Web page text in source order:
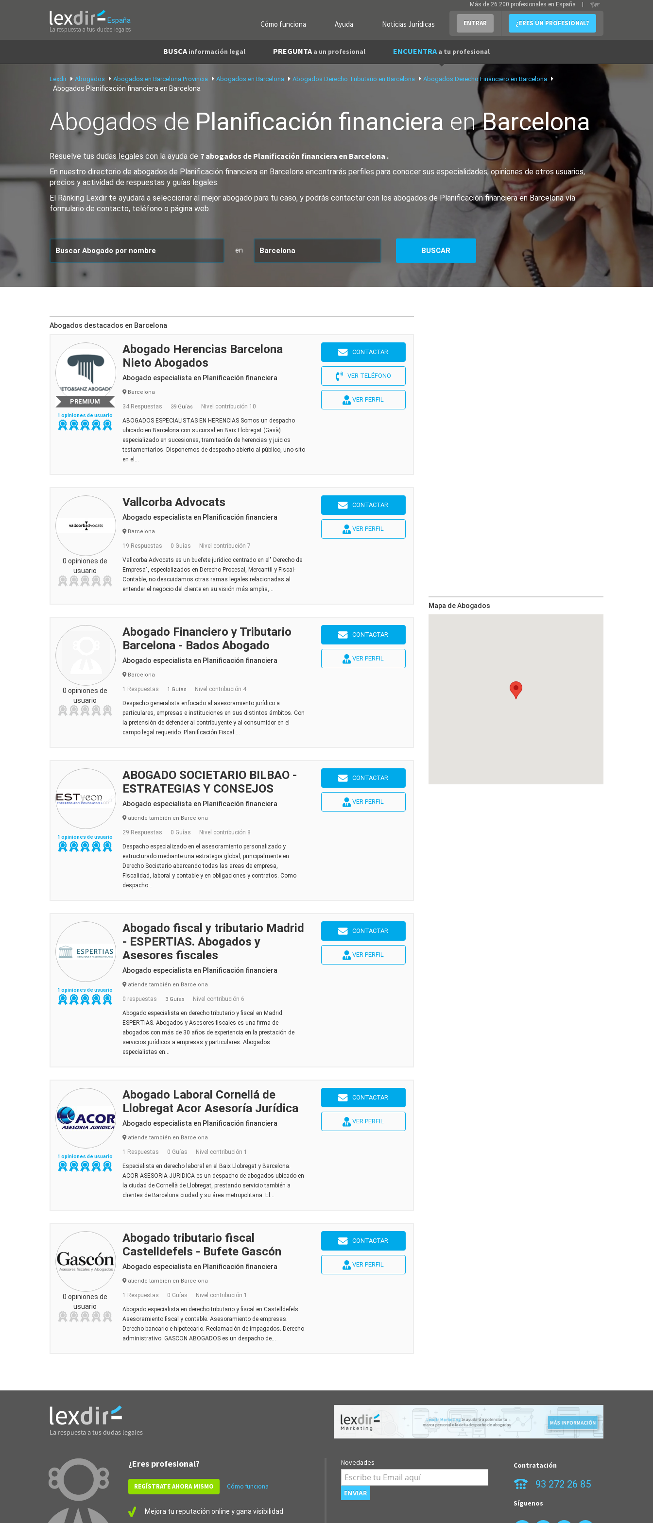
España
La respuesta a tus dudas legales
Cómo funciona Ayuda Noticias Jurídicas ENTRAR ¿ERES UN PROFESIONAL?
Más de 26.200 profesionales en España
BUSCA información legal PREGUNTA a un profesional ENCUENTRA a tu profesional
Lexdir Abogados Abogados en Barcelona Provincia Abogados en Barcelona Abogados Derecho Tributario en Barcelona Abogados Derecho Financiero en Barcelona
Abogados Planificación financiera en Barcelona
Abogados de Planificación financiera enBarcelona
Resuelve tus dudas legales con la ayuda de 7 abogados de Planificación financiera en Barcelona .
En nuestro directorio de abogados de Planificación financiera en Barcelona encontrarás perfiles para conocer sus especialidades, opiniones de otros usuarios,
precios y actividad de respuestas y guías legales.
El Ránking Lexdir te ayudará a seleccionar al mejor abogado para tu caso, y podrás contactar con los abogados de Planificación financiera en Barcelona vía
formulario de contacto, teléfono o página web.
en
Abogados destacados en Barcelona
PREMIUM
1 opiniones de usuario
Abogado Herencias Barcelona
Nieto Abogados
Abogado especialista en Planificación financiera
Barcelona
34 Respuestas 39 Guías Nivel contribución 10
ABOGADOS ESPECIALISTAS EN HERENCIAS Somos un despacho
ubicado en Barcelona con sucursal en Baix Llobregat (Gavà)
especializado en sucesiones, tramitación de herencias y juicios
testamentarios. Disponemos de despacho abierto al público, uno sito
en el...
CONTACTAR
VER TELÉFONO
VER PERFIL
0 opiniones de
usuario
Vallcorba Advocats
Abogado especialista en Planificación financiera
Barcelona
19 Respuestas 0 Guías Nivel contribución 7
Vallcorba Advocats es un buefete jurídico centrado en el" Derecho de
Empresa", especializados en Derecho Procesal, Mercantil y Fiscal-
Contable, no descuidamos otras ramas legales relacionadas al
entender el negocio del cliente en su visión más amplia,...
CONTACTAR
VER PERFIL
0 opiniones de
usuario
Abogado Financiero y Tributario
Barcelona - Bados Abogado
Abogado especialista en Planificación financiera
Barcelona
1 Respuestas 1 Guías Nivel contribución 4
Despacho generalista enfocado al asesoramiento jurídico a
particulares, empresas e instituciones en sus distintos ámbitos. Con
la pretensión de defender al contribuyente y al consumidor en el
campo legal requerido. Planificación Fiscal ...
CONTACTAR
VER PERFIL
1 opiniones de usuario
ABOGADO SOCIETARIO BILBAO -
ESTRATEGIAS Y CONSEJOS
Abogado especialista en Planificación financiera
atiende también en Barcelona
29 Respuestas 0 Guías Nivel contribución 8
Despacho especializado en el asesoramiento personalizado y
estructurado mediante una estrategia global, principalmente en
Derecho Societario abarcando todas las areas de empresa,
Fiscalidad, laboral y contable y en obligaciones y contratos. Como
despacho...
CONTACTAR
VER PERFIL
1 opiniones de usuario
Abogado fiscal y tributario Madrid
- ESPERTIAS. Abogados y
Asesores fiscales
Abogado especialista en Planificación financiera
atiende también en Barcelona
0 respuestas 3 Guías Nivel contribución 6
Abogado especialista en derecho tributario y fiscal en Madrid.
ESPERTIAS. Abogados y Asesores fiscales es una firma de
abogados con más de 30 años de experiencia en la prestación de
servicios jurídicos a empresas y particulares. Abogados
especialistas en...
CONTACTAR
VER PERFIL
1 opiniones de usuario
Abogado Laboral Cornellá de
Llobregat Acor Asesoría Jurídica
Abogado especialista en Planificación financiera
atiende también en Barcelona
1 Respuestas 0 Guías Nivel contribución 1
Especialista en derecho laboral en el Baix Llobregat y Barcelona.
ACOR ASESORIA JURIDICA es un despacho de abogados ubicado en
la ciudad de Cornellà de Llobregat, prestando servicio también a
clientes de Barcelona ciudad y su área metropolitana. El...
CONTACTAR
VER PERFIL
0 opiniones de
usuario
Abogado tributario fiscal
Castelldefels - Bufete Gascón
Abogado especialista en Planificación financiera
atiende también en Barcelona
1 Respuestas 0 Guías Nivel contribución 1
Abogado especialista en derecho tributario y fiscal en Castelldefels
Asesoramiento fiscal y contable. Asesoramiento de empresas.
Derecho bancario e hipotecario. Reclamación de impagados. Derecho
administrativo. GASCON ABOGADOS es un despacho de...
CONTACTAR
VER PERFIL
Mapa de Abogados
¿Eres profesional?
REGÍSTRATE AHORA MISMO Cómo funciona
Mejora tu reputación online y gana visibilidad
Novedades Contratación
93 272 26 85
Síguenos